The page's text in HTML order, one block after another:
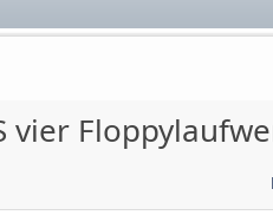
vier